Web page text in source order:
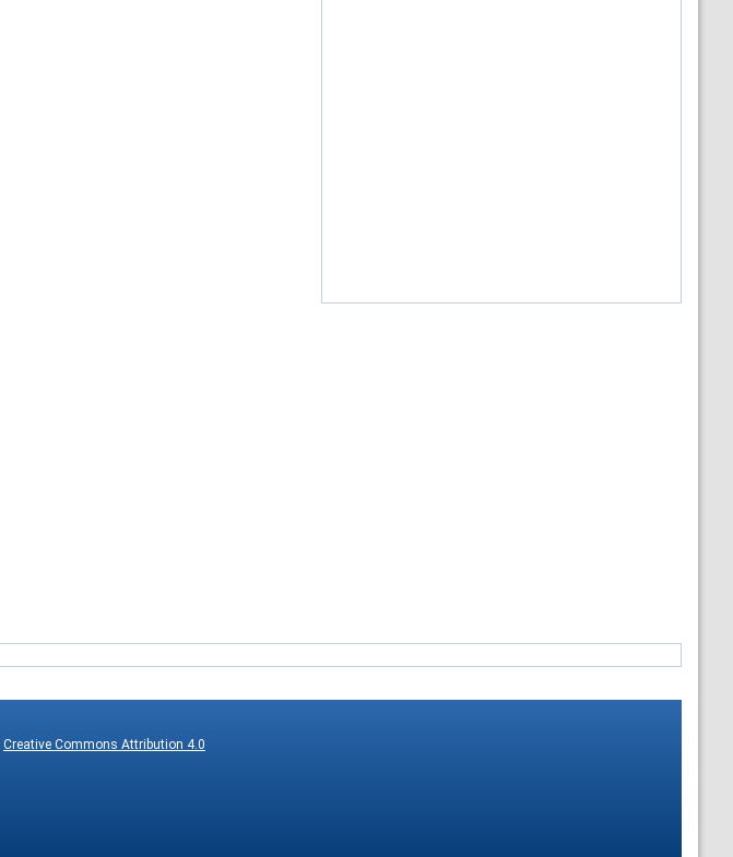
Creative Commons Attribution 4.0